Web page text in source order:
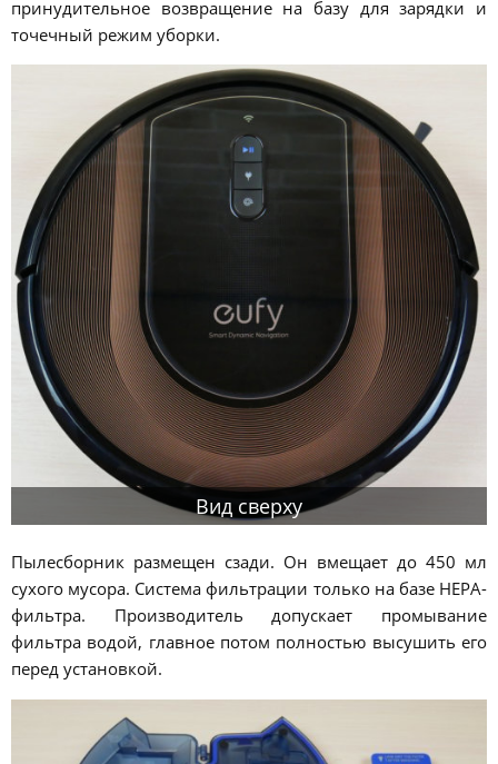
принудительное возвращение на базу для зарядки и
точечный режим уборки.
Вид сверху
Пылесборник размещен сзади. Он вмещает до 450 мл
сухого мусора. Система фильтрации только на базе HEPA-
фильтра. Производитель допускает промывание
фильтра водой, главное потом полностью высушить его
перед установкой.